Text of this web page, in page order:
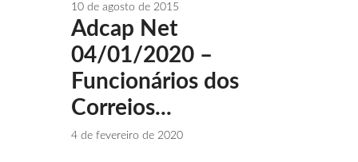
10 de agosto de 2015
Adcap Net
04/01/2020 –
Funcionários dos
Correios...
4 de fevereiro de 2020